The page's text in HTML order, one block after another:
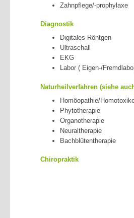
Zahnpflege/-prophylaxe
Diagnostik
Digitales Röntgen
Ultraschall
EKG
Labor ( Eigen-/
Naturheilverfahren (siehe
Homöopathie/
Phytotherapie
Organotherapie
Neuraltherapie
Bachblütentherapie
Chiropraktik